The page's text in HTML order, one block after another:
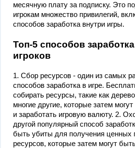
месячную плату за подписку. Это
игрокам множество привилегий,
способов заработка внутри игры.
Топ-5 способов
игроков
1. Сбор ресурсов - один из самых
способов заработка в игре.
собирать ресурсы, такие как
многие другие, которые затем
и заработать игровую валюту. 2.
другой популярный способ
быть убиты для получения ценных
ресурсов, которые затем могут